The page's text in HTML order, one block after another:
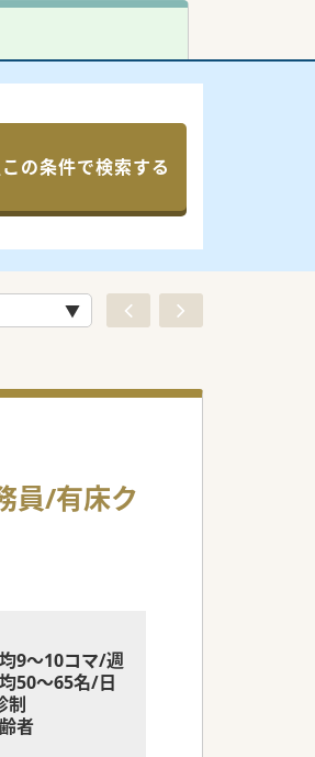
この条件で検索する
員/有床ク
9～10コマ/週
50～65名/日
制
者